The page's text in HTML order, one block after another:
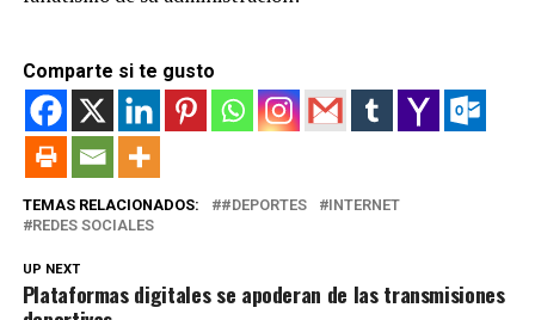
Comparte si te gusto
TEMAS RELACIONADOS: #DEPORTES
INTERNET
REDES SOCIALES
UP NEXT
Plataformas digitales se apoderan de las transmisiones